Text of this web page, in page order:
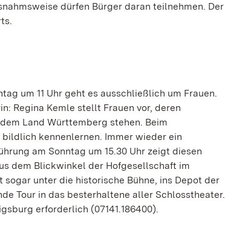
dürfen Bürger daran teilnehmen. Der
um 11 Uhr geht es ausschließlich um Frauen.
Regina Kemle stellt Frauen vor, deren
Land Württemberg stehen. Beim
kennenlernen. Immer wieder ein
am Sonntag um 15.30 Uhr zeigt diesen
dem Blickwinkel der Hofgesellschaft im
unter die historische Bühne, ins Depot der
Tour in das besterhaltene aller Schlosstheater.
erforderlich (07141.186400).